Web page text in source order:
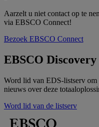
Aarzelt u niet contact op te
via EBSCO Connect!
Bezoek EBSCO Connect
EBSCO
Word lid van EDS-listserv om
nieuws over deze
Word lid van de listserv